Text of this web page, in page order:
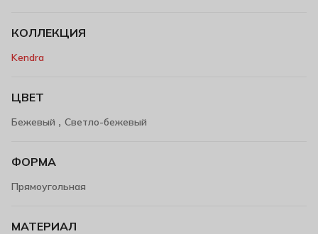
КОЛЛЕКЦИЯ
Kendra
ЦВЕТ
Бежевый , Светло-бежевый
ФОРМА
Прямоугольная
МАТЕРИАЛ